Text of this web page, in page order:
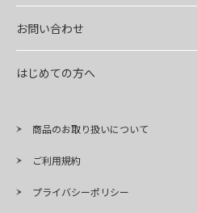
お問い合わせ
はじめての方へ
商品のお取り扱いについて
ご利用規約
プライバシーポリシー